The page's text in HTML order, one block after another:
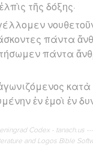
τῆς δόξης·
πάντα
πάντα
ἐν ἐμοὶ ἐν
Codex - tanach.us
and Logos Bible